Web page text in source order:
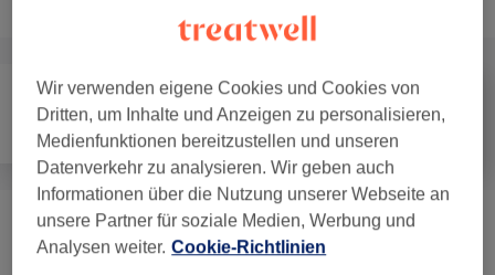
Haarentfernung Gesicht
Thai-Massagen (mit Stone Oder Kräute
Plus 4 €)
Wir verwenden eigene Cookies und Cookies von
Dritten, um Inhalte und Anzeigen zu personalisieren,
Medienfunktionen bereitzustellen und unseren
Datenverkehr zu analysieren. Wir geben auch
Informationen über die Nutzung unserer Webseite an
unsere Partner für soziale Medien, Werbung und
Analysen weiter. Cookie-Richtlinien